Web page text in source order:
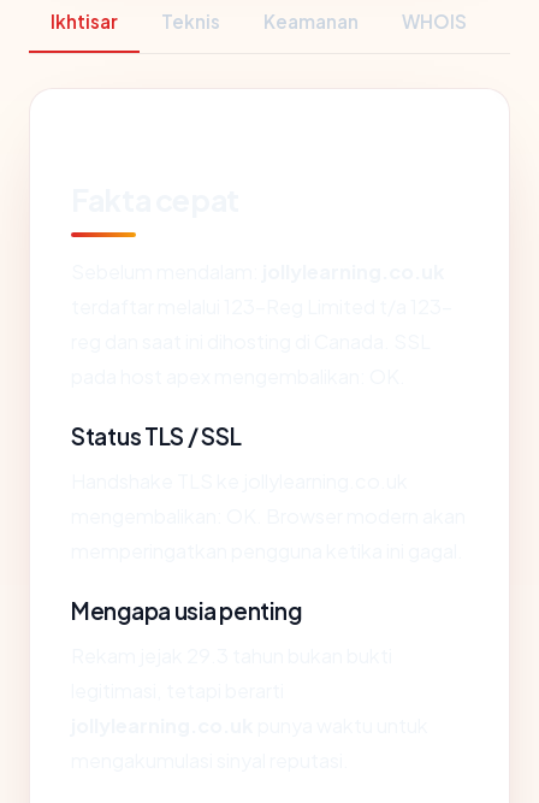
Ikhtisar Teknis Keamanan WHOIS
Status TLS / SSL
Mengapa usia penting